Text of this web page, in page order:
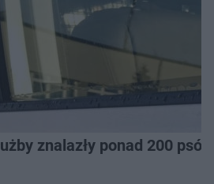
znalazły ponad 200